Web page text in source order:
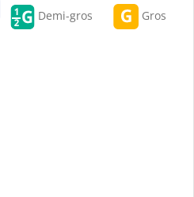
Demi-gros Gros